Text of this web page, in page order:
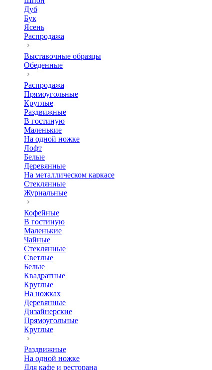
Дуб
Бук
Ясень
Распродажа
Выставочные образцы
Обеденные
Распродажа
Прямоугольные
Круглые
Раздвижные
В гостиную
Маленькие
На одной ножке
Лофт
Белые
Деревянные
На металлическом каркасе
Стеклянные
Журнальные
Кофейные
В гостиную
Маленькие
Чайные
Стеклянные
Светлые
Белые
Квадратные
Круглые
На ножках
Деревянные
Дизайнерские
Прямоугольные
Круглые
Раздвижные
На одной ножке
Для кафе и ресторана